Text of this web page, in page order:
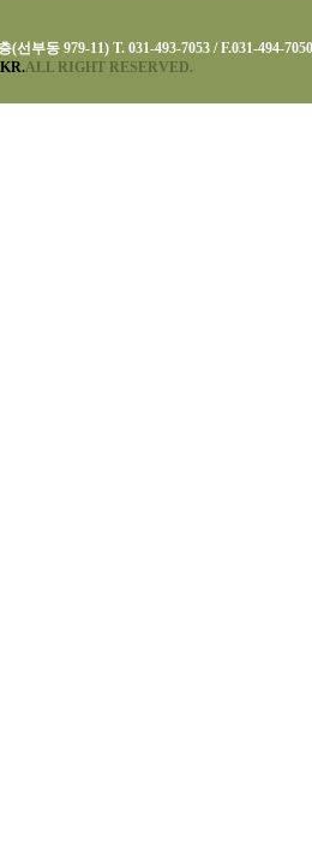
선부동 979-11) T. 031-493-7053 / F.031-494-7050
ALL RIGHT RESERVED.